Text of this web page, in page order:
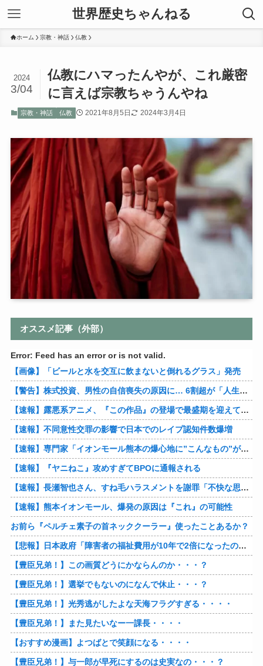
世界歴史ちゃんねる
ホーム 宗教・神話 仏教
仏教にハマったんやが、これ厳密
に言えば宗教ちゃうんやね
2024
3/04
宗教・神話 仏教 2021年8月5日 2024年3月4日
オススメ記事（外部）
Error: Feed has an error or is not valid.
【画像】「ビールと水を交互に飲まないと倒れるグラス」発売
【警告】株式投資、男性の自信喪失の原因に… 6割超が「人生の敗者」自認
【速報】露悪系アニメ、『この作品』の登場で最盛期を迎えてしまう…
【速報】不同意性交罪の影響で日本でのレイプ認知件数爆増
【速報】専門家「イオンモール熊本の爆心地に”こんなもの”があったんだけど…」
【速報】『ヤニねこ』攻めすぎてBPOに通報される
【速報】長瀬智也さん、すね毛ハラスメントを謝罪「不快な思いをさせて申し訳ありませんでした」
【速報】熊本イオンモール、爆発の原因は『これ』の可能性
お前ら『ペルチェ素子の首ネッククーラー』使ったことあるか？
【悲報】日本政府「障害者の福祉費用が10年で2倍になったので抑制します」
【豊臣兄弟！】この画質どうにかならんのか・・・？
【豊臣兄弟！】選挙でもないのになんで休止・・・？
【豊臣兄弟！】光秀逃がしたよな天海フラグすぎる・・・・
【豊臣兄弟！】また見たいなー一課長・・・・
【おすすめ漫画】よつばとで笑顔になる・・・・
【豊臣兄弟！】与一郎が早死にするのは史実なの・・・？